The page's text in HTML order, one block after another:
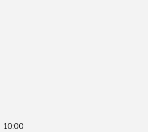
10:00